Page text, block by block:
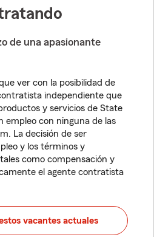
de una apasionante
ver con la posibilidad de
independiente que
y servicios de State
empleo con ninguna de las
La decisión de ser
y los términos y
como compensación y
el agente contratista
vacantes actuales